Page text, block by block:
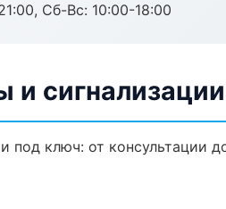
Сб-Вс: 10:00-18:00
и
под ключ: от консультации